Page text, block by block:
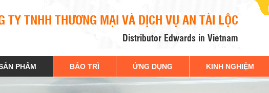
TY TNHH THƯƠNG MẠI VÀ DỊCH VỤ AN TÀI LỘC
Distributor Edwards in Vietnam
PHẨM BẢO TRÌ ỨNG DỤNG KINH NGHIỆM